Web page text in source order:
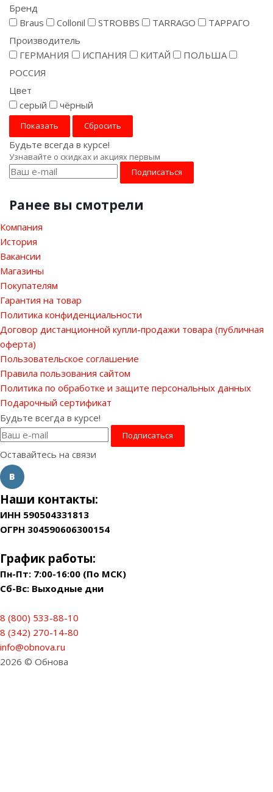
Бренд
Braus
Collonil STROBBS TARRAGO
ТАРPАГО
Производитель
ГЕРМАНИЯ
ИСПАНИЯ КИТАЙ
ПОЛЬША
РОССИЯ
Цвет
серый
чёрный
Сбросить
Будьте всегда в курсе!
Узнавайте о скидках и акциях первым
Ранее вы смотрели
Компания
История
Вакансии
Магазины
Покупателям
Гарантия на товар
Политика конфиденциальности
Договор дистанционной купли-продажи товара (публичная
оферта)
Пользовательское соглашение
Правила пользования сайтом
Политика по обработке и защите персональных данных
Подарочный сертификат
Будьте всегда в курсе!
Оставайтесь на связи
Наши контакты:
ИНН 590504331813
ОГРН 304590606300154
График работы:
Пн-Пт: 7:00-16:00 (По МСК)
Сб-Вс: Выходные дни
8 (800) 533-88-10
8 (342) 270-14-80
info@obnova.ru
2026 © Обнова